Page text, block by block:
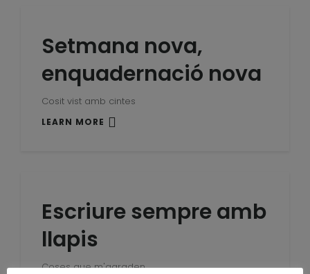
Setmana nova,
enquadernació nova
Cosit vist amb cintes
LEARN MORE
Escriure sempre amb
llapis
Coses que m'agraden